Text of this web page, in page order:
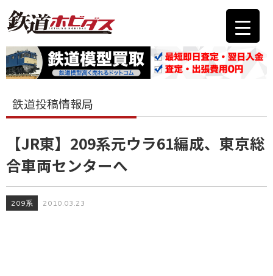
鉄道投稿情報局
【JR東】209系元ウラ61編成、東京総
合車両センターへ
209系 2010.03.23